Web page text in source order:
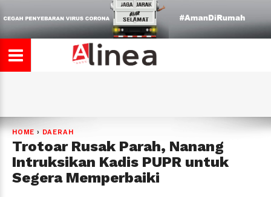
HOME › DAERAH
Trotoar Rusak Parah, Nanang
Intruksikan Kadis PUPR untuk
Segera Memperbaiki